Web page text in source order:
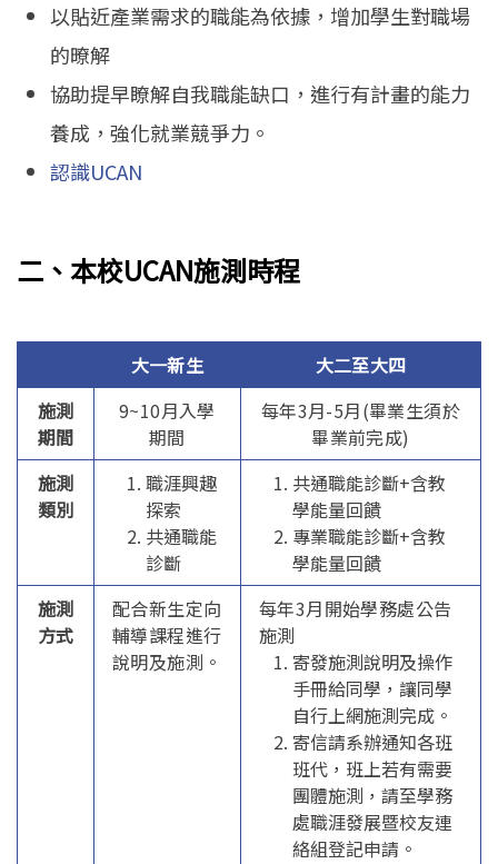
English
以貼近產業需求的職能為依據，增加學生對職場
的暸解
協助提早瞭解自我職能缺口，進行有計畫的能力
養成，強化就業競爭力。
認識UCAN
二、本校UCAN施測時程
大一新生
大二至大四
施測
期間
9~10月入學
期間
每年3月-5月(畢業生須於
畢業前完成)
施測
類別
職涯興趣
探索
共通職能
診斷
共通職能診斷+含教
學能量回饋
專業職能診斷+含教
學能量回饋
施測
方式
配合新生定向
輔導課程進行
說明及施測。
每年3月開始學務處公告
施測
寄發施測說明及操作
手冊給同學，讓同學
自行上網施測完成。
寄信請系辦通知各班
班代，班上若有需要
團體施測，請至學務
處職涯發展暨校友連
絡組登記申請。